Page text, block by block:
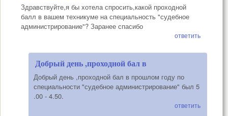
Здравствуйте,я бы хотела спросить,какой проходной
балл в вашем техникуме на специальность "судебное
администрирование"? Заранее спасибо
ответить
Добрый день ,проходной бал в
Добрый день ,проходной бал в прошлом году по
специальности "судебное администрирование" был 5
.00 - 4.50.
ответить